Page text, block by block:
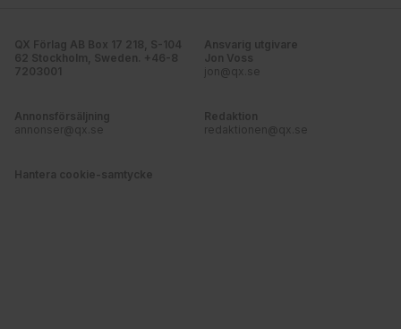
QX Förlag AB Box 17 218, S-104
62 Stockholm, Sweden. +46-8
7203001
Ansvarig utgivare
Jon Voss
jon@qx.se
Annonsförsäljning
annonser@qx.se
Redaktion
redaktionen@qx.se
Hantera cookie-samtycke